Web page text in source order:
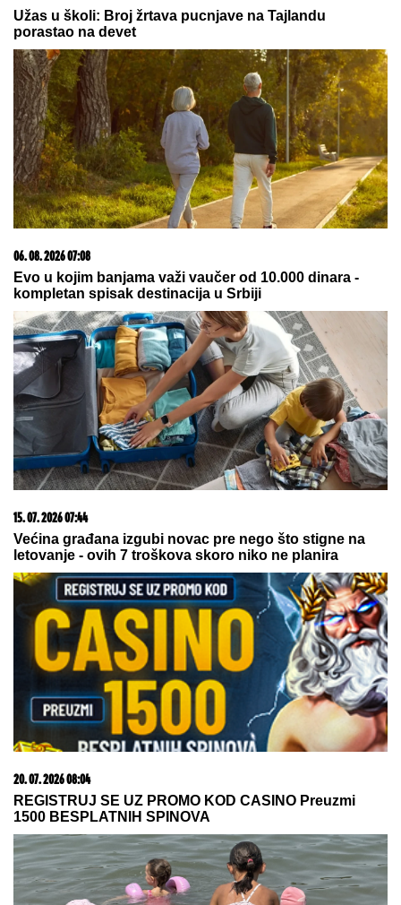
07. 08. 2026 09:14
Сазнања „Политике”: Црна Гора следећа у војном
савезу Загреба, Тиране и Приштине
08. 08. 2026 07:36
Samo da mi dete bude dobro: Danas se majke mole
Svetoj Petki
08. 08. 2026 12:55
Užas u školi: Broj žrtava pucnjave na Tajlandu
porastao na devet
06. 08. 2026 07:08
Evo u kojim banjama važi vaučer od 10.000 dinara -
kompletan spisak destinacija u Srbiji